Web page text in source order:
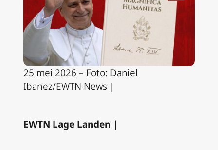
25 mei 2026 – Foto: Daniel
Ibanez/EWTN News |
EWTN Lage Landen |